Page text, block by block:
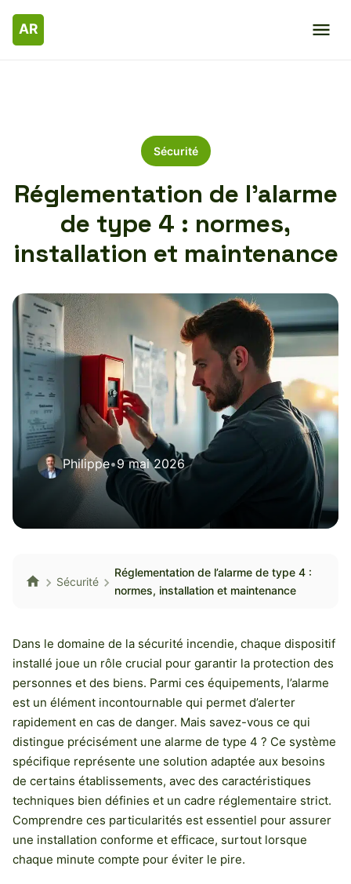
Sécurité
Réglementation de l’alarme
de type 4 : normes,
installation et maintenance
Philippe•9 mai 2026
Sécurité
Réglementation de l’alarme de type 4 :
normes, installation et maintenance
Dans le domaine de la sécurité incendie, chaque dispositif
installé joue un rôle crucial pour garantir la protection des
personnes et des biens. Parmi ces équipements, l’alarme
est un élément incontournable qui permet d’alerter
rapidement en cas de danger. Mais savez-vous ce qui
distingue précisément une alarme de type 4 ? Ce système
spécifique représente une solution adaptée aux besoins
de certains établissements, avec des caractéristiques
techniques bien définies et un cadre réglementaire strict.
Comprendre ces particularités est essentiel pour assurer
une installation conforme et efficace, surtout lorsque
chaque minute compte pour éviter le pire.